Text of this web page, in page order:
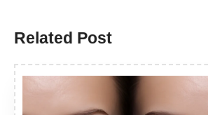
Related Post